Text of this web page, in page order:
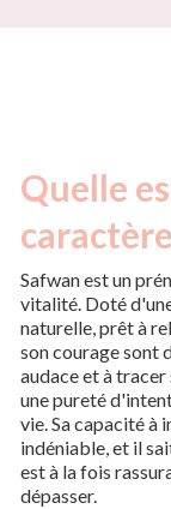
Quelle
Safwan est un
vitalité. Doté
naturelle, prêt à
son courage sont
audace et à
une pureté
vie. Sa capacité à
indéniable, et il
est à la fois
dépasser.